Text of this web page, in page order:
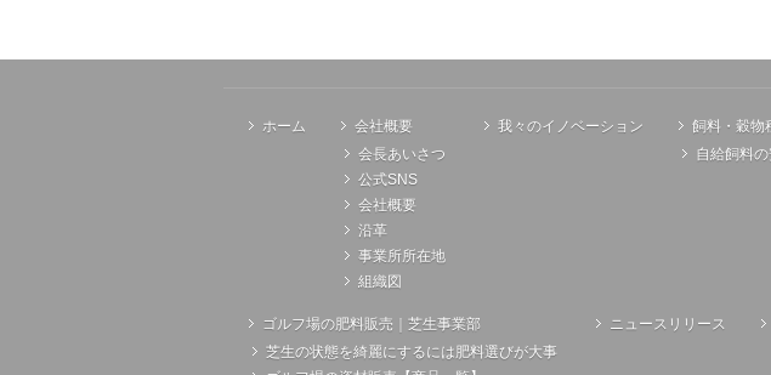
ホーム
会社概要
会長あいさつ
公式SNS
会社概要
沿革
事業所所在地
組織図
我々のイノベーション
飼料・穀物
自給飼料
ゴルフ場の肥料販売｜芝生事業部
芝生の状態を綺麗にするには肥料選びが大事
ニュースリリース